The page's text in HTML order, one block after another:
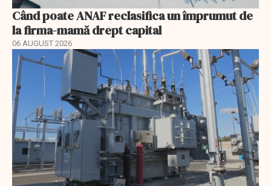
Când poate ANAF reclasifica un împrumut de
la firma-mamă drept capital
06 AUGUST 2026